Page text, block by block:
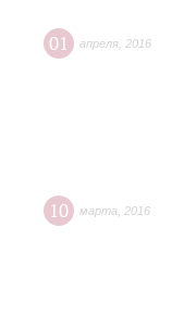
01 апреля 2016
10 марта 2016